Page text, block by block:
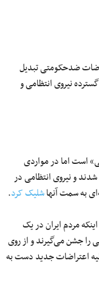
به صحنه اعتراضات ضدحکومتی تبدیل
نیروی انتظامی و
است اما در مواردی
و نیروی انتظامی در
به سمت آنهاشلیک کرد.
اینکه مردم ایران در یک
را جشن می‌گیرند و از روی
اعتراضات جدید دست به